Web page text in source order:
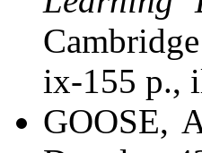
ix-155 p.,
GOOSE,